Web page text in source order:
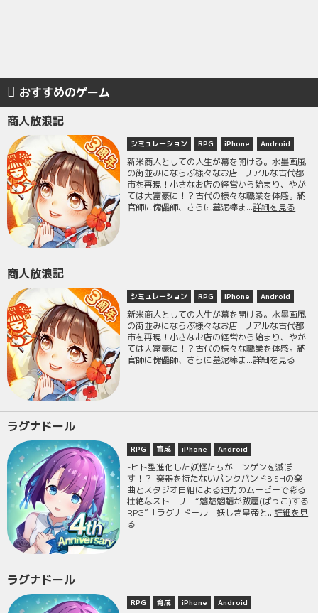
おすすめのゲーム
商人放浪記
シミュレーション RPG iPhone Android
新米商人としての人生が幕を開ける。水墨画風
の街並みにならぶ様々なお店...リアルな古代都
市を再現！小さなお店の経営から始まり、やが
ては大富豪に！？古代の様々な職業を体感。納
官師に傀儡師、さらに墓泥棒ま...詳細を見る
商人放浪記
シミュレーション RPG iPhone Android
新米商人としての人生が幕を開ける。水墨画風
の街並みにならぶ様々なお店...リアルな古代都
市を再現！小さなお店の経営から始まり、やが
ては大富豪に！？古代の様々な職業を体感。納
官師に傀儡師、さらに墓泥棒ま...詳細を見る
ラグナドール
RPG 育成 iPhone Android
-ヒト型進化した妖怪たちがニンゲンを滅ぼ
す！？-楽器を持たないパンクバンドBiSHの楽
曲とスタジオ白組による迫力のムービーで彩る
壮絶なストーリー“魑魅魍魎が跋扈(ばっこ)する
RPG”「ラグナドール 妖しき皇帝と...詳細を見
る
ラグナドール
RPG 育成 iPhone Android